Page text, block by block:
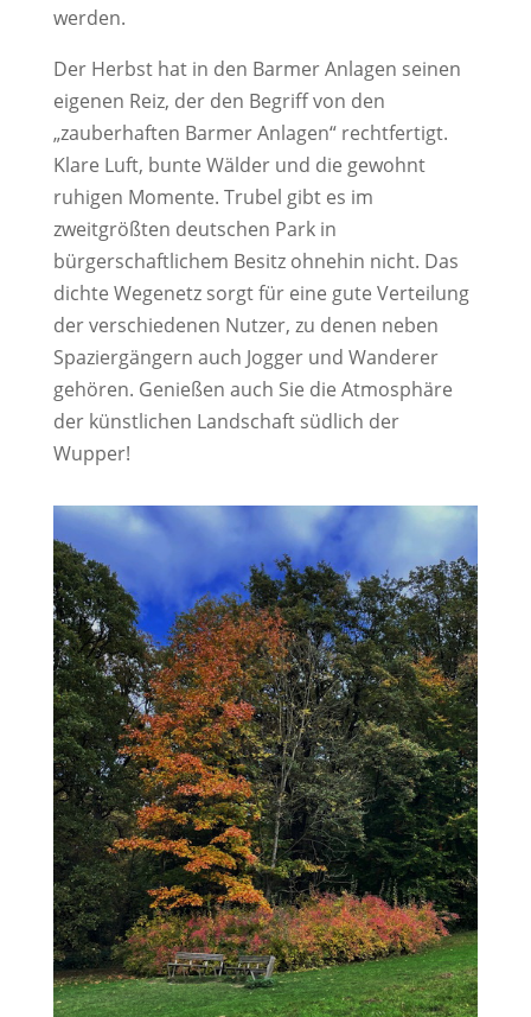
werden.
Der Herbst hat in den Barmer Anlagen seinen
eigenen Reiz, der den Begriff von den
„zauberhaften Barmer Anlagen“ rechtfertigt.
Klare Luft, bunte Wälder und die gewohnt
ruhigen Momente. Trubel gibt es im
zweitgrößten deutschen Park in
bürgerschaftlichem Besitz ohnehin nicht. Das
dichte Wegenetz sorgt für eine gute Verteilung
der verschiedenen Nutzer, zu denen neben
Spaziergängern auch Jogger und Wanderer
gehören. Genießen auch Sie die Atmosphäre
der künstlichen Landschaft südlich der
Wupper!